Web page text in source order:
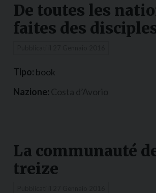
De toutes les
faites des
Tipo: book
Nazione:
La communauté
treize